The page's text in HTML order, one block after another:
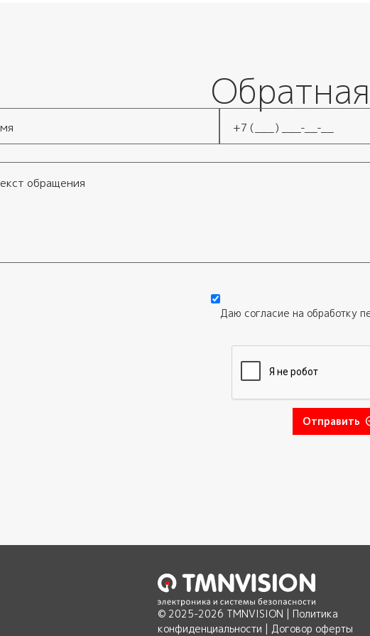
Даю согласие на обработку
Отправить
© 2025-2026 TMNVISION | Политика
конфиденциальности | Договор оферты